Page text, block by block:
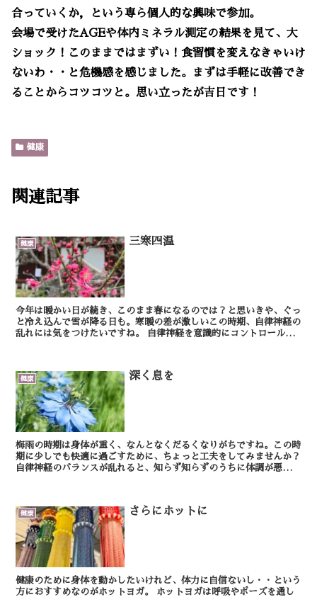
合っていくか，という専ら個人的な興味で参加。
会場で受けたAGEや体内ミネラル測定の結果を見て、大
ショック！このままではまずい！食習慣を変えなきゃいけ
ないわ・・と危機感を感じました。まずは手軽に改善でき
ることからコツコツと。思い立ったが吉日です！
健康
関連記事
健康 三寒四温
今年は暖かい日が続き、このまま春になるのでは？と思いきや、ぐっ
と冷え込んで雪が降る日も。寒暖の差が激しいこの時期、自律神経の
乱れには気をつけたいですね。 自律神経を意識的にコントロールす
健康 深く息を
梅雨の時期は身体が重く、なんとなくだるくなりがちですね。この時
期に少しでも快適に過ごすために、ちょっと工夫をしてみませんか？
自律神経のバランスが乱れると、知らず知らずのうちに体調が悪くな
健康 さらにホットに
健康のために身体を動かしたいけれど、体力に自信ないし・・という
方におすすめなのがホットヨガ。 ホットヨガは呼吸やポーズを通し